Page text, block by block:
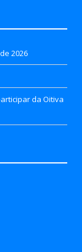
2026
da Oitiva